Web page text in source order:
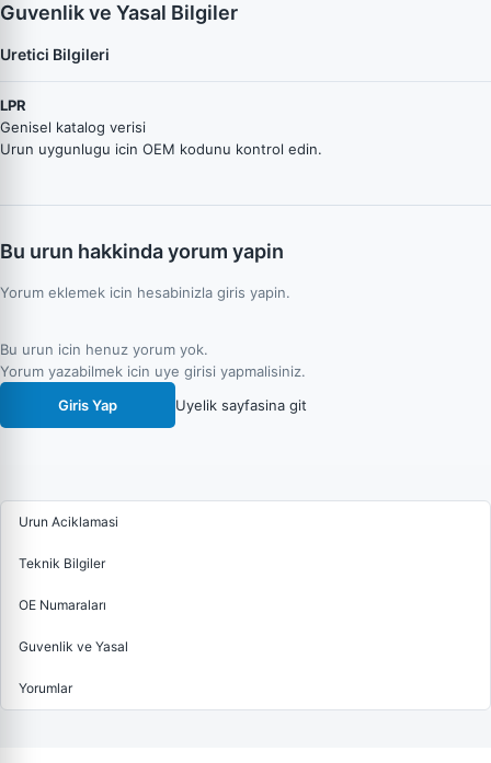
Guvenlik ve Yasal Bilgiler
Uretici Bilgileri
LPR
Genisel katalog verisi
Urun uygunlugu icin OEM kodunu kontrol edin.
Bu urun hakkinda yorum yapin
Yorum eklemek icin hesabinizla giris yapin.
Bu urun icin henuz yorum yok.
Yorum yazabilmek icin uye girisi yapmalisiniz.
Giris Yap
Uyelik sayfasina git
Urun Aciklamasi
Teknik Bilgiler
OE Numaraları
Guvenlik ve Yasal
Yorumlar